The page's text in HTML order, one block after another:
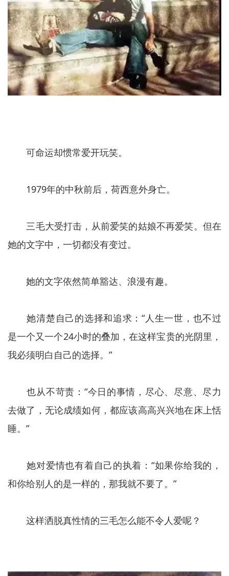
可命运却惯常爱开玩笑。
1979年的中秋前后，荷西意外身亡。
三毛大受打击，从前爱笑的姑娘不再爱笑。但在
她的文字中，一切都没有变过。
她的文字依然简单豁达、浪漫有趣。
她清楚自己的选择和追求：“人生一世，也不过
是一个又一个24小时的叠加，在这样宝贵的光阴里，
我必须明白自己的选择。”
也从不苛责：“今日的事情，尽心、尽意、尽力
去做了，无论成绩如何，都应该高高兴兴地在床上恬
睡。”
她对爱情也有着自己的执着：“如果你给我的，
和你给别人的是一样的，那我就不要了。”
这样洒脱真性情的三毛怎么能不令人爱呢？